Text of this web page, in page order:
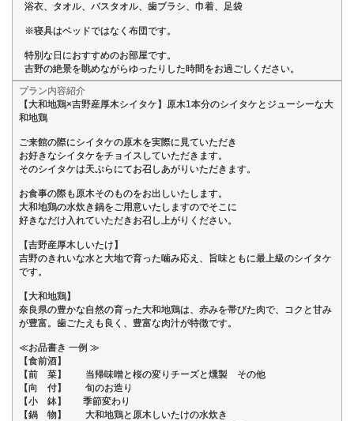
浴衣、タオル、バスタオル、歯ブラシ、巾着、足袋
※寝具はベッドではなく布団です。
特別な日におすすめのお部屋です。
吉野の絶景を眺めながらゆったりした時間をお過ごしください。
プラン内容紹介
【大和地鶏×吉野産厚木シイタケ】原木1本分のシイタケとジューシーな大
和地鶏
ご来館の際にシイタケの原木を実際に見ていただき
お好きなシイタケをチョイスしていただきます。
そのシイタケは天ぷらにてお召しあがりいただきます。
お食事の際も原木そのものをお出しいたします。
大和地鶏の水炊き鍋をご用意いたしますのでそこに
好きなだけ入れていただきお召し上がりください。
【吉野産厚木しいたけ】
吉野のきれいな水と大地で育った噛み応え、旨味ともに最上級のシイタケ
です。
【大和地鶏】
奈良県の豊かな自然の育った大和地鶏は、赤みを帯びた肉で、コクと甘み
が豊富。歯ごたえも良く、豊富な肉汁が特徴です。
≪お品書き 一例 ≫
【食前酒】
【前 菜】 当帰味噌と桜の変りチーズと燻製 その他
【向 付】 旬のお造り
【小 鉢】 季節変わり
【鍋 物】 大和地鶏と原木しいたけの水炊き